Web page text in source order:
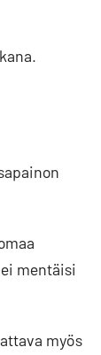
mentäisi
myös